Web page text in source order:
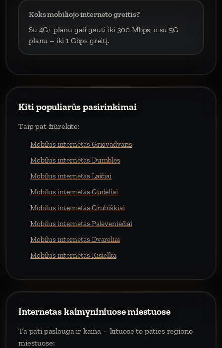
Koks mobiliojo interneto greitis?
Su 4G+ planu gali gauti iki 300 Mbps, o su 5G
planu – iki 1 Gbps greitį.
Kiti populiarūs pasirinkimai
Taip pat žiūrėkite:
Mobilus internetas Griovadvaris
Mobilus internetas Dumblės
Mobilus internetas Laičiai
Mobilus internetas Gudeliai
Mobilus internetas Grubiškiai
Mobilus internetas Palėveniečiai
Mobilus internetas Dvareliai
Mobilus internetas Kisielka
Internetas kaimyniniuose miestuose
Ta pati paslauga ir kaina – kituose to paties regiono
miestuose: